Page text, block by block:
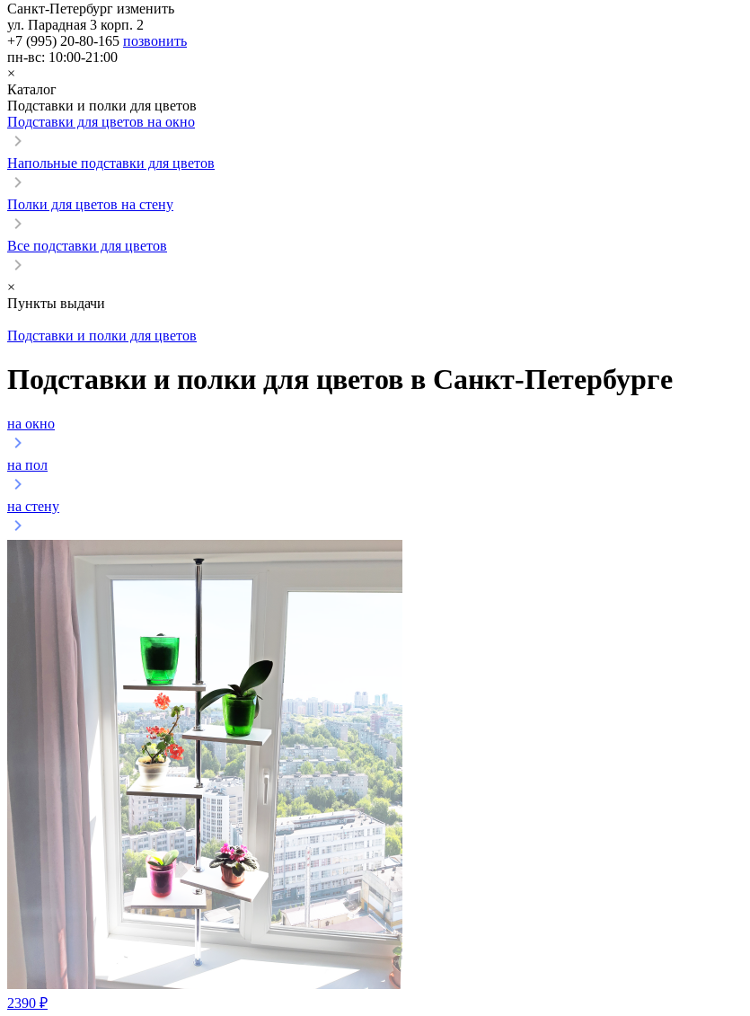
Санкт-Петербург изменить
ул. Парадная 3 корп. 2
+7 (995) 20-80-165 позвонить
пн-вс: 10:00-21:00
×
Каталог
Подставки и полки для цветов
Подставки для цветов на окно
Напольные подставки для цветов
Полки для цветов на стену
Все подставки для цветов
×
Пункты выдачи
Подставки и полки для цветов
Подставки и полки для цветов в Санкт-Петербурге
на окно
на пол
на стену
2390 ₽